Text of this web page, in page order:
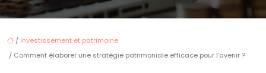
/ Investissement et patrimoine
/ Comment élaborer une stratégie patrimoniale efficace pour l’avenir ?